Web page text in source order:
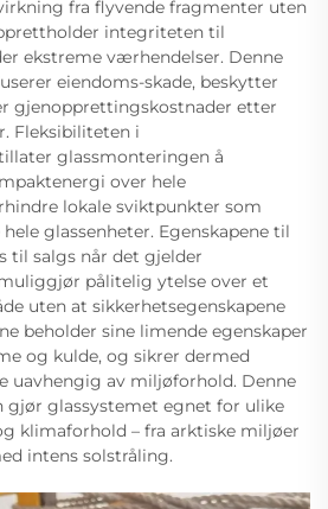
fra flyvende fragmenter uten
integriteten til
ekstreme værhendelser. Denne
eiendoms-skade, beskytter
gjenopprettingskostnader etter
Fleksibiliteten i
glassmonteringen å
over hele
lokale sviktpunkter som
glassenheter. Egenskapene til
til salgs når det gjelder
pålitelig ytelse over et
uten at sikkerhetsegenskapene
beholder sine limende egenskaper
og kulde, og sikrer dermed
uavhengig av miljøforhold. Denne
glassystemet egnet for ulike
klimaforhold – fra arktiske miljøer
intens solstråling.